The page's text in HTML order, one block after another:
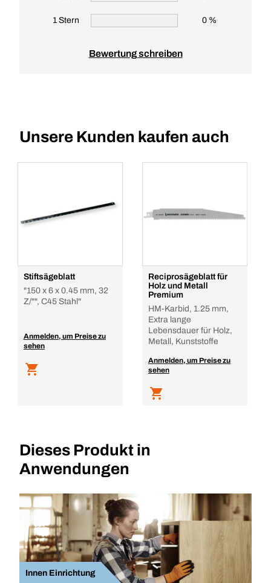
1 Stern 0 %
Bewertung schreiben
Unsere Kunden kaufen auch
Stiftsägeblatt
"150 x 6 x 0.45 mm, 32
Z/"", C45 Stahl"
Anmelden, um Preise zu
sehen
Reciprosägeblatt für
Holz und Metall
Premium
HM-Karbid, 1.25 mm,
Extra lange
Lebensdauer für Holz,
Metall, Kunststoffe
Anmelden, um Preise zu
sehen
Dieses Produkt in
Anwendungen
Innen Einrichtung